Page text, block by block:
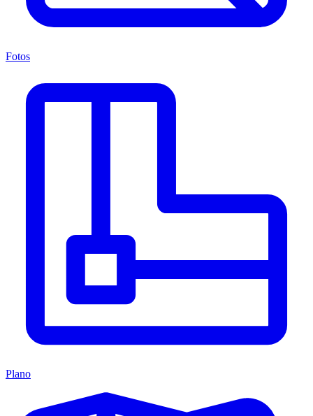
Fotos
Plano